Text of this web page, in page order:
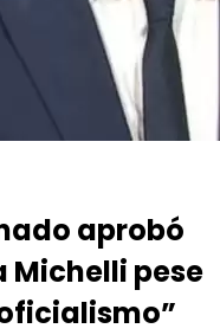
aprobó
Michelli pese